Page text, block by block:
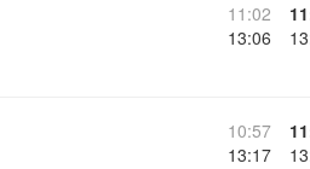
11:02
13:06
10:57
13:17